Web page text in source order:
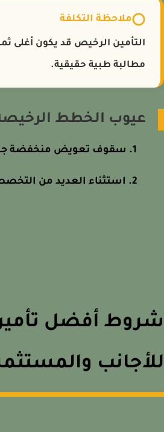
ملاحظة التكلفة
التأمين الرخيص قد يكون أغلى
مطالبة طبية حقيقية.
عيوب الخطط الرخيصة
سقوف تعويض منخفضة جداً
استثناء العديد من
أفضل